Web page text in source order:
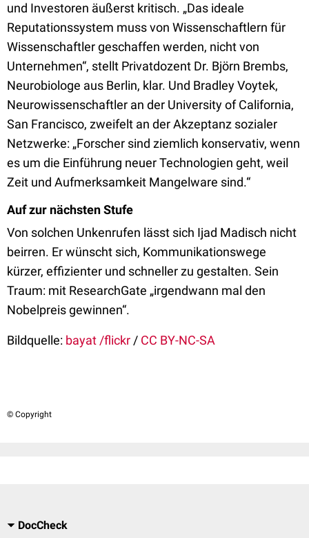
und Investoren äußerst kritisch. „Das ideale
Reputationssystem muss von Wissenschaftlern für
Wissenschaftler geschaffen werden, nicht von
Unternehmen“, stellt Privatdozent Dr. Björn Brembs,
Neurobiologe aus Berlin, klar. Und Bradley Voytek,
Neurowissenschaftler an der University of California,
San Francisco, zweifelt an der Akzeptanz sozialer
Netzwerke: „Forscher sind ziemlich konservativ, wenn
es um die Einführung neuer Technologien geht, weil
Zeit und Aufmerksamkeit Mangelware sind.“
Auf zur nächsten Stufe
Von solchen Unkenrufen lässt sich Ijad Madisch nicht
beirren. Er wünscht sich, Kommunikationswege
kürzer, effizienter und schneller zu gestalten. Sein
Traum: mit ResearchGate „irgendwann mal den
Nobelpreis gewinnen“.
Bildquelle: bayat /flickr / CC BY-NC-SA
© Copyright
DocCheck